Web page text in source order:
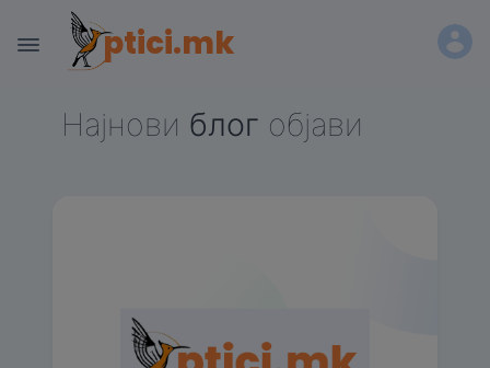
ptici.mk
Најнови блог објави